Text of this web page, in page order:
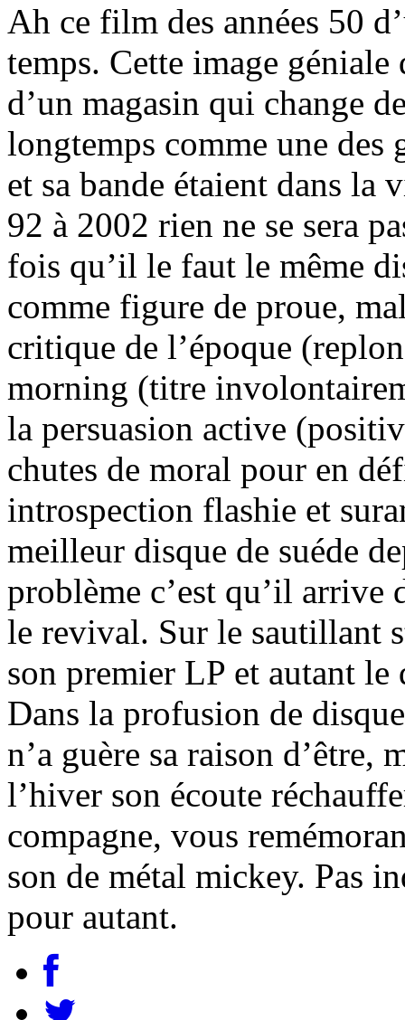
Ah ce film des années 50
temps. Cette image
d’un magasin qui change
longtemps comme une des
et sa bande étaient dans la
92 à 2002 rien ne se sera
fois qu’il le faut le même
comme figure de proue,
critique de l’époque
morning (titre
la persuasion active
chutes de moral pour en
introspection flashie et
meilleur disque de suéde
problème c’est qu’il
le revival. Sur le sautillant
son premier LP et autant le
Dans la profusion de
n’a guère sa raison d’être,
l’hiver son écoute
compagne, vous
son de métal mickey. Pas
pour autant.